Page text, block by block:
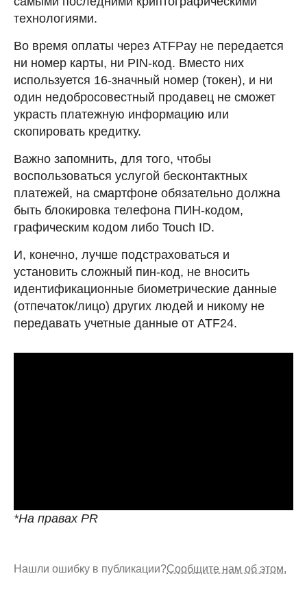
технологиями.
Во время оплаты через ATFPay не передается
ни номер карты, ни PIN-код. Вместо них
используется 16-значный номер (токен), и ни
один недобросовестный продавец не сможет
украсть платежную информацию или
скопировать кредитку.
Важно запомнить, для того, чтобы
воспользоваться услугой бесконтактных
платежей, на смартфоне обязательно должна
быть блокировка телефона ПИН-кодом,
графическим кодом либо Touch ID.
И, конечно, лучше подстраховаться и
установить сложный пин-код, не вносить
идентификационные биометрические данные
(отпечаток/лицо) других людей и никому не
передавать учетные данные от ATF24.
*На правах PR
Нашли ошибку в публикации?Сообщите нам об этом.